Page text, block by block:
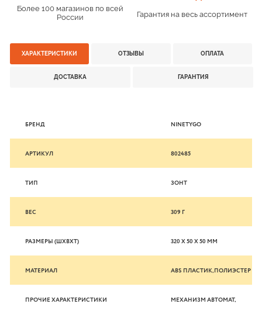
Более 100 магазинов по всей
России
Гарантия на весь ассортимент
ХАРАКТЕРИСТИКИ ОТЗЫВЫ ОПЛАТА
ДОСТАВКА ГАРАНТИЯ
БРЕНД NINETYGO
АРТИКУЛ 802485
ТИП ЗОНТ
ВЕС 309 Г
РАЗМЕРЫ (ШXВXТ) 320 Х 50 Х 50 ММ
МАТЕРИАЛ ABS ПЛАСТИК,ПОЛИЭСТЕР
ПРОЧИЕ ХАРАКТЕРИСТИКИ МЕХАНИЗМ АВТОМАТ,